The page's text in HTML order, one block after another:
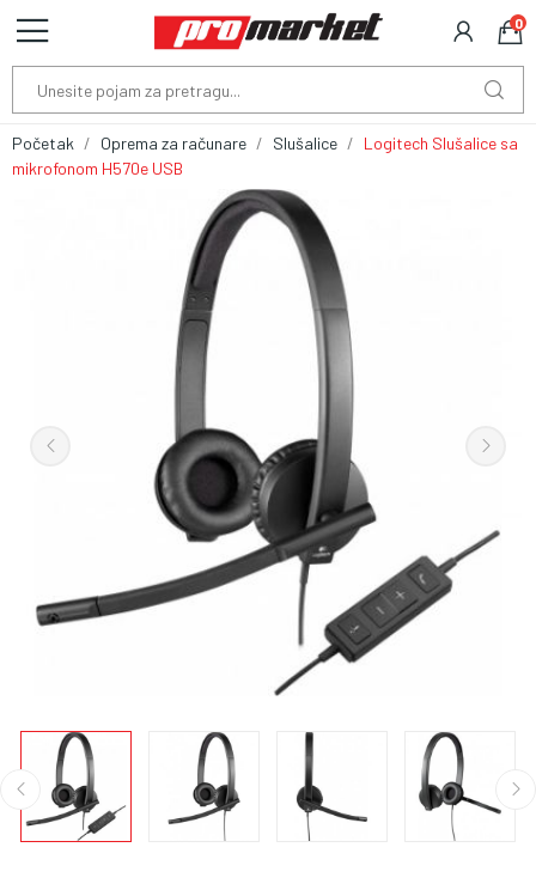
0
Početak Oprema za računare Slušalice
Logitech Slušalice sa
mikrofonom H570e USB